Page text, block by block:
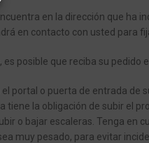
en la dirección que ha
en contacto con usted para
posible que reciba su pedido
portal o puerta de entrada de
tiene la obligación de subir el
o bajar escaleras. Tenga en
muy pesado, para evitar